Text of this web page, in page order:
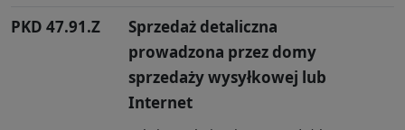
PKD 47.91.Z
Sprzedaż detaliczna
prowadzona przez domy
sprzedaży wysyłkowej lub
Internet